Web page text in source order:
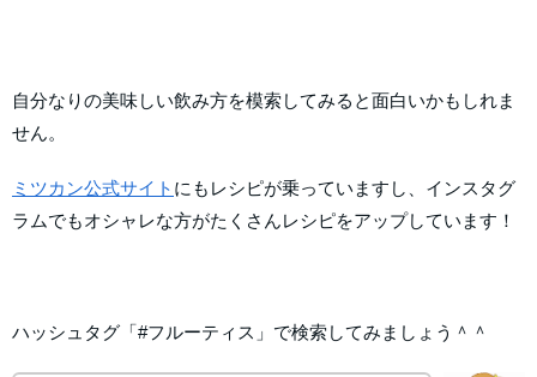
自分なりの美味しい飲み方を模索してみると面白いかもしれま
せん。
ミツカン公式サイト にもレシピが乗っていますし、インスタグ
ラムでもオシャレな方がたくさんレシピをアップしています！
ハッシュタグ「#フルーティス」で検索してみましょう＾＾